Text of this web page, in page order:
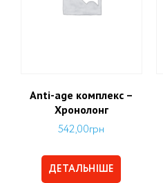
Аnti-age комплекс –
Хронолонг
542,00грн
ДЕТАЛЬНІШЕ